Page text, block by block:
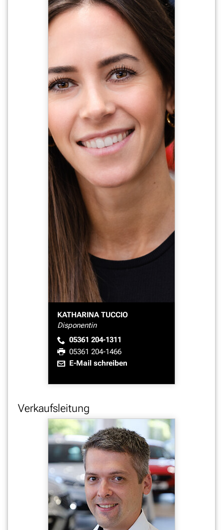
KATHARINA TUCCIO
Disponentin
05361 204-1311
05361 204-1466
E-Mail schreiben
Verkaufsleitung